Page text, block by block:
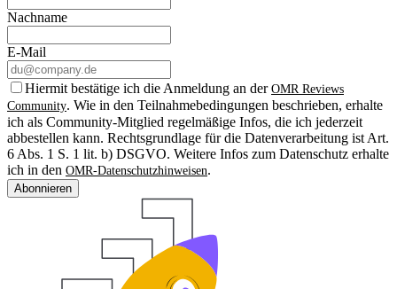
Nachname
E-Mail
Hiermit bestätige ich die Anmeldung an der OMR Reviews
Community. Wie in den Teilnahmebedingungen beschrieben, erhalte
ich als Community-Mitglied regelmäßige Infos, die ich jederzeit
abbestellen kann. Rechtsgrundlage für die Datenverarbeitung ist Art.
6 Abs. 1 S. 1 lit. b) DSGVO. Weitere Infos zum Datenschutz erhalte
ich in den OMR-Datenschutzhinweisen.
Abonnieren